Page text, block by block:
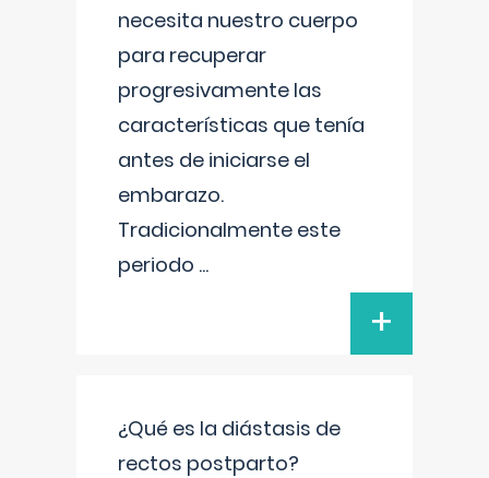
necesita nuestro cuerpo
para recuperar
progresivamente las
características que tenía
antes de iniciarse el
embarazo.
Tradicionalmente este
periodo ...
+
¿Qué es la diástasis de
rectos postparto?